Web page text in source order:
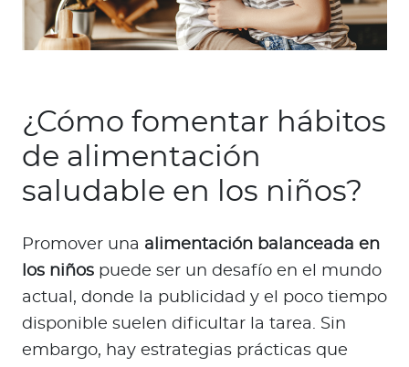
¿Cómo fomentar hábitos
de alimentación
saludable en los niños?
Promover una alimentación balanceada en
los niños puede ser un desafío en el mundo
actual, donde la publicidad y el poco tiempo
disponible suelen dificultar la tarea. Sin
embargo, hay estrategias prácticas que